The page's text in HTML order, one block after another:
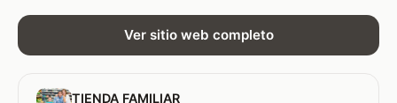
Ver sitio web completo
TIENDA FAMILIAR